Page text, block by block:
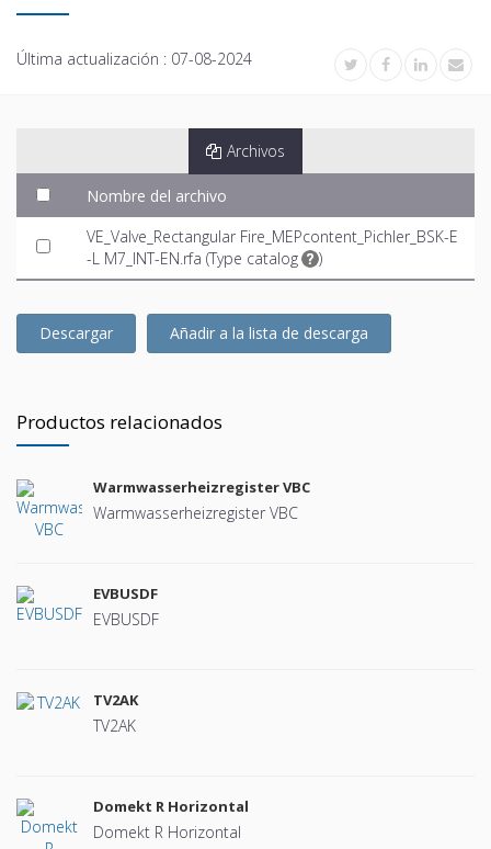
Última actualización : 07-08-2024
Archivos
Nombre del archivo
VE_Valve_Rectangular Fire_MEPcontent_Pichler_BSK-E
-L M7_INT-EN.rfa (Type catalog )
Descargar Añadir a la lista de descarga
Productos relacionados
Warmwasserheizregister VBC
Warmwasserheizregister VBC
EVBUSDF
EVBUSDF
TV2AK
TV2AK
Domekt R Horizontal
Domekt R Horizontal